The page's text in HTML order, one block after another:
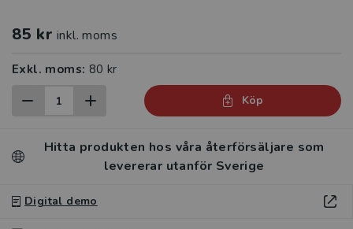
85 kr inkl. moms
Exkl. moms: 80 kr
Köp
Hitta produkten hos våra återförsäljare som
levererar utanför Sverige
Digital demo